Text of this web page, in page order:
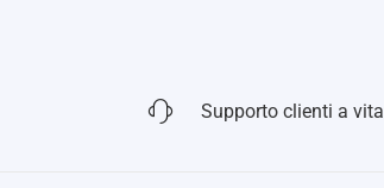
Supporto clienti a vita